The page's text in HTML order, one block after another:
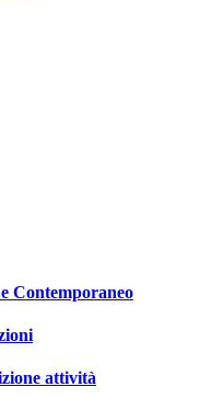
Contemporaneo
attività